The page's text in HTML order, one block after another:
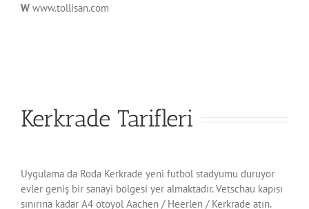
W www.tollisan.com
Kerkrade Tarifleri
Uygulama da Roda Kerkrade yeni futbol stadyumu duruyor
evler geniş bir sanayi bölgesi yer almaktadır. Vetschau kapısı
sınırına kadar A4 otoyol Aachen / Heerlen / Kerkrade atın.